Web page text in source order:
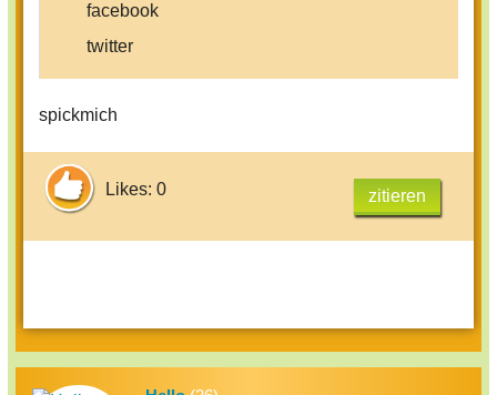
facebook
twitter
sonst noch was??
spickmich
Likes: 0 zitieren